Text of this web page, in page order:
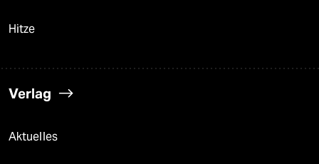
Hitze
Verlag
Aktuelles